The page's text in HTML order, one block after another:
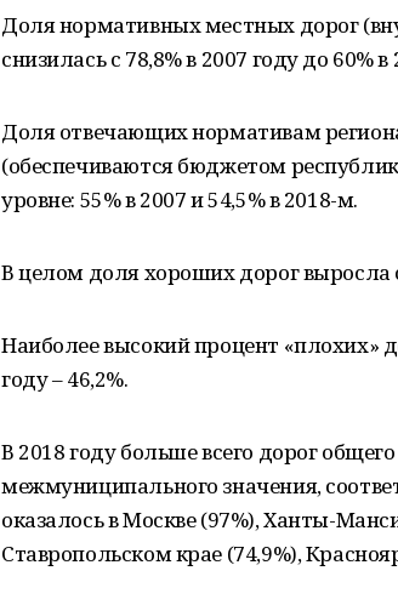
Доля нормативных местных дорог
снизилась с 78,8% в 2007 году до 60%
Доля отвечающих нормативам
(обеспечиваются бюджетом
уровне: 55% в 2007 и 54,5% в 2018-м.
В целом доля хороших дорог выросла
Наиболее высокий процент «плохих»
году – 46,2%.
В 2018 году больше всего дорог
межмуниципального значения,
оказалось в Москве (97%), Ханты-
Ставропольском крае (74,9%),